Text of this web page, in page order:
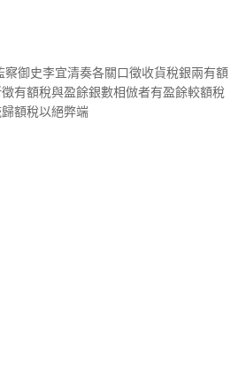
御史李宜清奏各關口徵收貨稅銀兩有額
有額稅與盈餘銀數相倣者有盈餘較額稅
額稅以絕弊端